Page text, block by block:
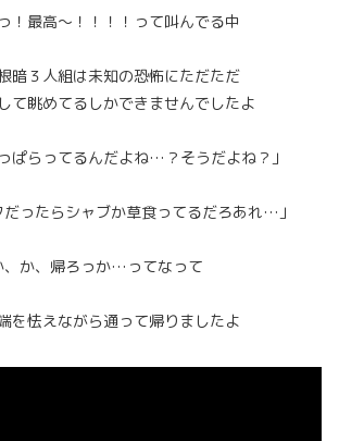
！最高～！！！！って叫んでる中
暗３人組は未知の恐怖にただただ
て眺めてるしかできませんでしたよ
ぱらってるんだよね…？そうだよね？」
ったらシャブか草食ってるだろあれ…」
、か、帰ろっか…ってなって
を怯えながら通って帰りましたよ